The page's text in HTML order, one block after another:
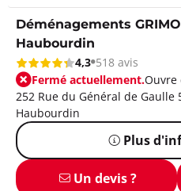
Déménagements
Haubourdin
4,3 518 avis
Fermé actuellement.Ouvre
252 Rue du Général de Gaulle
Haubourdin
Plus
Un devis ?